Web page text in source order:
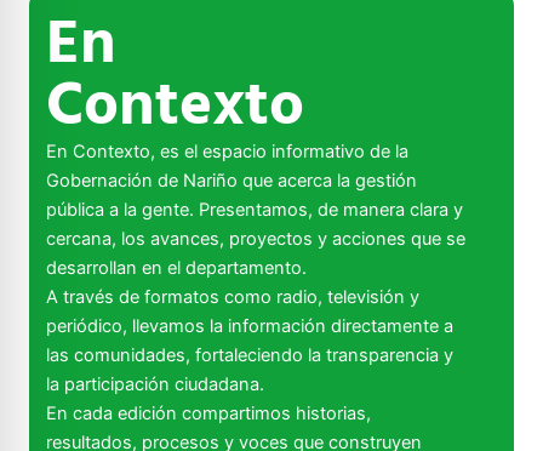
En
Contexto
En Contexto, es el espacio informativo de la
Gobernación de Nariño que acerca la gestión
pública a la gente. Presentamos, de manera clara y
cercana, los avances, proyectos y acciones que se
desarrollan en el departamento.
A través de formatos como radio, televisión y
periódico, llevamos la información directamente a
las comunidades, fortaleciendo la transparencia y
la participación ciudadana.
En cada edición compartimos historias,
resultados, procesos y voces que construyen